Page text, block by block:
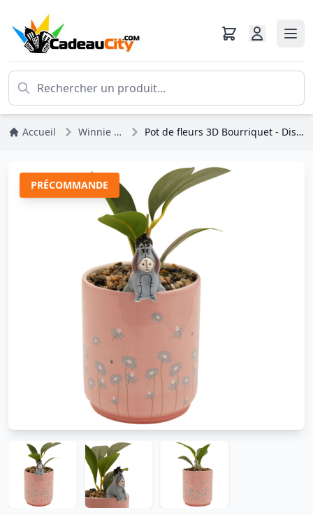
Accueil Winnie L'ourson Pot de fleurs 3D Bourriquet - Disney Winnie l'Ourson
PRÉCOMMANDE